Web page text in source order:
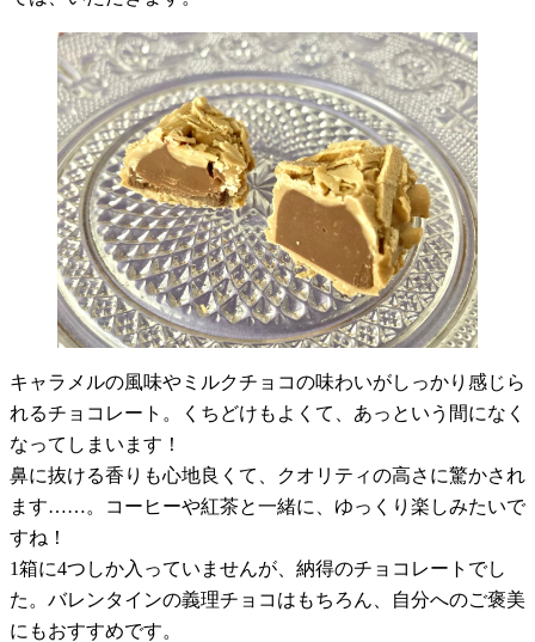
キャラメルの風味やミルクチョコの味わいがしっかり感じら
れるチョコレート。くちどけもよくて、あっという間になく
なってしまいます！
鼻に抜ける香りも心地良くて、クオリティの高さに驚かされ
ます……。コーヒーや紅茶と一緒に、ゆっくり楽しみたいで
すね！
1箱に4つしか入っていませんが、納得のチョコレートでし
た。バレンタインの義理チョコはもちろん、自分へのご褒美
にもおすすめです。